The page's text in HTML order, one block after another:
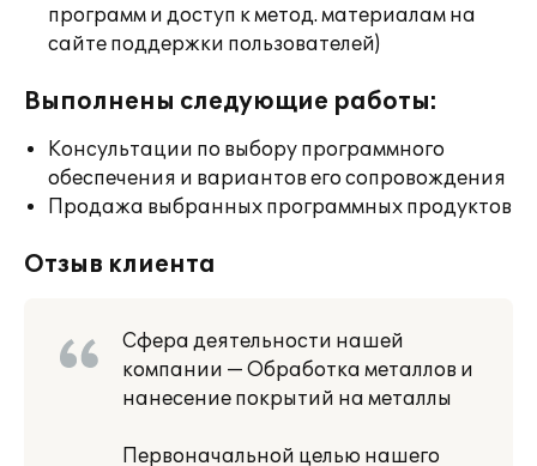
программ и доступ к метод. материалам на
сайте поддержки пользователей)
Выполнены следующие работы:
Консультации по выбору программного
обеспечения и вариантов его сопровождения
Продажа выбранных программных продуктов
Отзыв клиента
Сфера деятельности нашей
компании — Обработка металлов и
нанесение покрытий на металлы
Первоначальной целью нашего